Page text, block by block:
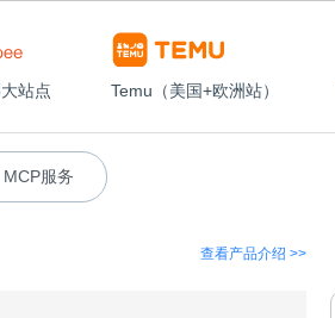
站点 Temu（美国+欧洲站）
MCP服务
查看产品介绍 >>